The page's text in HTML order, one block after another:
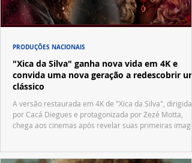
"Xica da Silva" ganha nova vida em 4K e
convida uma nova geração a redescobrir um
clássico
A versão restaurada em 4K de "Xica da Silva", dirigida
por Cacá Diegues e protagonizada por Zezé Motta,
chega aos cinemas após revelar suas primeiras
PRODUÇÕES NACIONAIS